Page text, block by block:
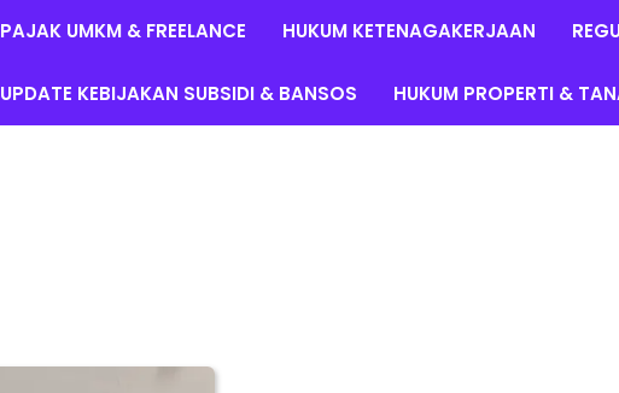
PAJAK UMKM & FREELANCE HUKUM KETENAGAKERJAAN
UPDATE KEBIJAKAN SUBSIDI & BANSOS HUKUM PROPERTI &